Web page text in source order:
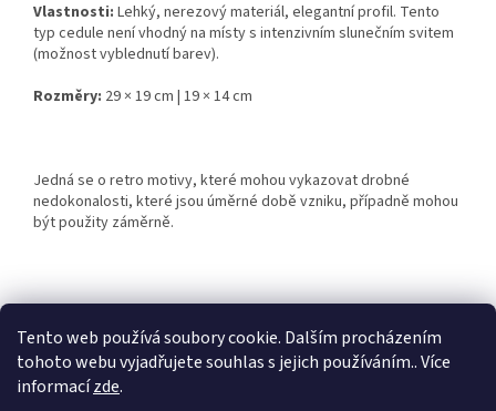
Tento web používá soubory cookie. Dalším procházením
tohoto webu vyjadřujete souhlas s jejich používáním.. Více
informacízde.
Vlastnosti: Lehký, nerezový materiál, elegantní profil. Tento
typ cedule není vhodný na místy s intenzivním slunečním svitem
(možnost vyblednutí barev).
Rozměry: 29 × 19 cm | 19 × 14 cm
Jedná se o retro motivy, které mohou vykazovat drobné
nedokonalosti, které jsou úměrné době vzniku, případně mohou
být použity záměrně.
Z
Retro-Darky.cz Krowki.cz